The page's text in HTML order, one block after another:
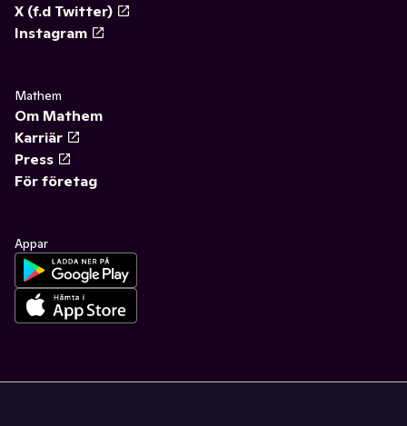
X (f.d Twitter)
Instagram
Mathem
Om Mathem
Karriär
Press
För företag
Appar